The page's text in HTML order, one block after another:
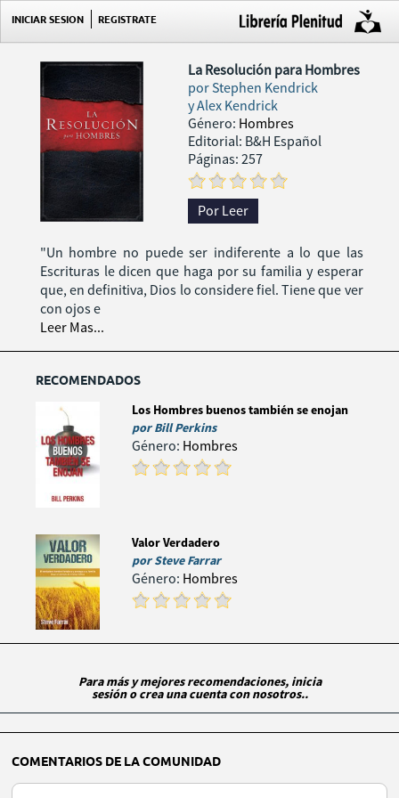
INICIAR SESION REGISTRATE
La Resolución para Hombres
porStephen Kendrick
y Alex Kendrick
Género: Hombres
Editorial: B&H Español
Páginas: 257
Por Leer
"Un hombre no puede ser indiferente a lo que las
Escrituras le dicen que haga por su familia y esperar
que, en definitiva, Dios lo considere fiel. Tiene que ver
con ojos e
Leer Mas...
RECOMENDADOS
Los Hombres buenos también se enojan
porBill Perkins
Género: Hombres
Valor Verdadero
porSteve Farrar
Género: Hombres
Para más y mejores recomendaciones, inicia
sesión o crea una cuenta con nosotros..
COMENTARIOS DE LA COMUNIDAD